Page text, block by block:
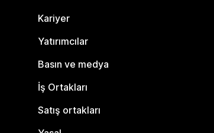
Kariyer
Yatırımcılar
Basın ve medya
İş Ortakları
Satış ortakları